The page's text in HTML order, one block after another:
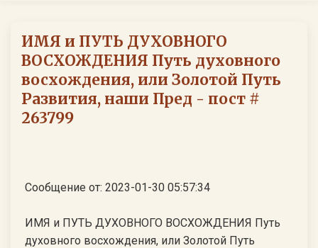
ИМЯ и ПУТЬ ДУХОВНОГО
ВОСХОЖДЕНИЯ Путь духовного
восхождения, или Золотой Путь
Развития, наши Пред - пост #
263799
Сообщение от: 2023-01-30 05:57:34
ИМЯ и ПУТЬ ДУХОВНОГО ВОСХОЖДЕНИЯ Путь
духовного восхождения, или Золотой Путь